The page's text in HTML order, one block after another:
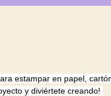
estampar en papel,
y diviértete creando!